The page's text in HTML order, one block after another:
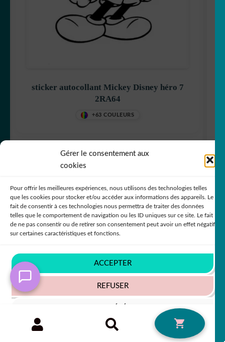
Gérer le consentement aux
cookies
Pour offrir les meilleures expériences, nous utilisons des technologies telles
que les cookies pour stocker et/ou accéder aux informations des appareils. Le
fait de consentir à ces technologies nous permettra de traiter des données
telles que le comportement de navigation ou les ID uniques sur ce site. Le fait
de ne pas consentir ou de retirer son consentement peut avoir un effet négatif
sur certaines caractéristiques et fonctions.
ACCEPTER
REFUSER
Politique de confidentialité
sticker autocollant Mickey Disney héro 7
2RA64
+63 COULEURS
50% SUR LE 2ÈME !!
sticker autocollant Mickey Disney héro 6
Recherche
RECHERCHE